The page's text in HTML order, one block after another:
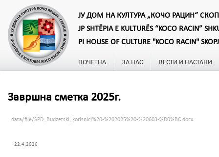
ЈУ ДОМ НА КУЛТУРА „КОЧО РАЦИН“
JP SHTËPIA E KULTURËS “KOCO RACIN”
PI HOUSE OF CULTURE "KOCO RACIN"
ПОЧЕТНА ЗА НАС ВЕСТИ И НАСТАНИ
Завршна сметка 2025г.
data/file/SPD_Budzetski_korisnici%20-%202025%20-%20603-%D0%BC.docx
22.4.2026